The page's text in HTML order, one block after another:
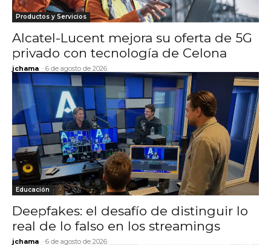
Productos y Servicios
Alcatel-Lucent mejora su oferta de 5G
privado con tecnología de Celona
jchama - 6 de agosto de 2026
Educación
Deepfakes: el desafío de distinguir lo
real de lo falso en los streamings
jchama - 6 de agosto de 2026